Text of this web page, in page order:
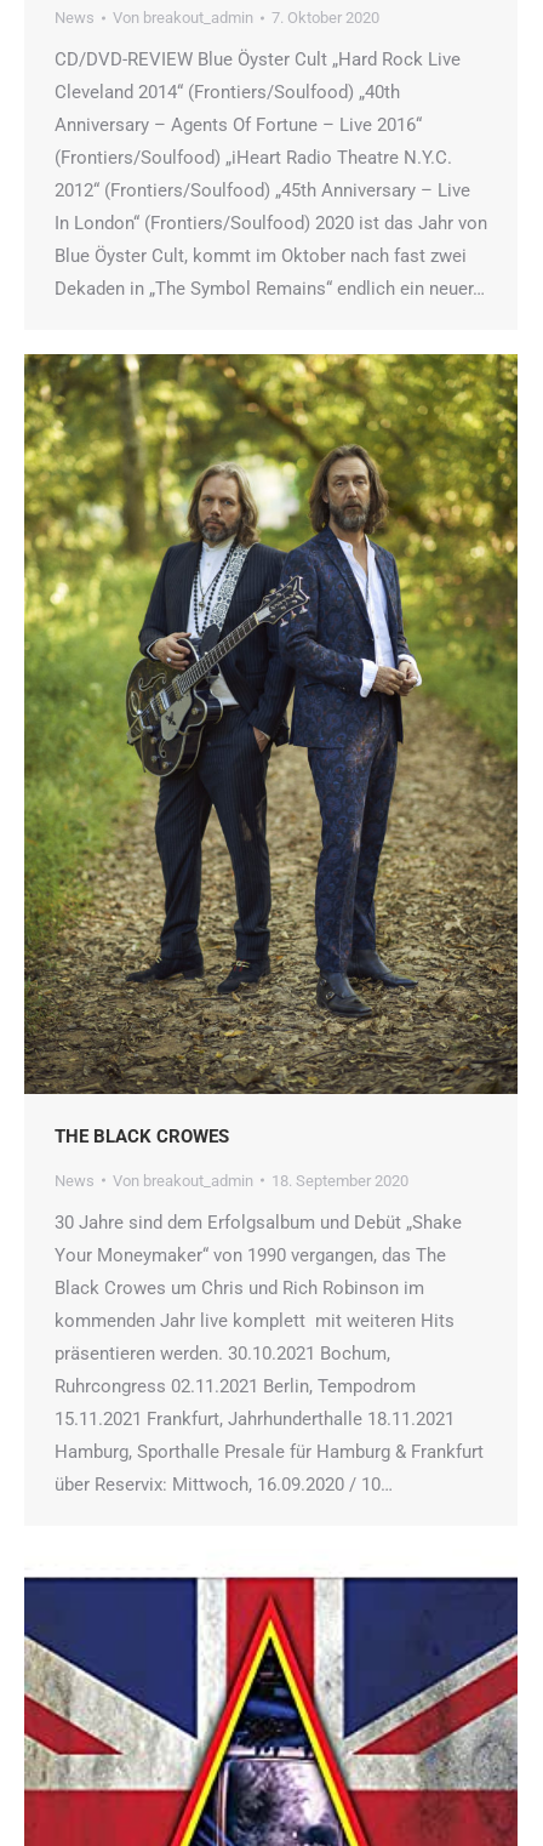
News Von breakout_admin 7. Oktober 2020
CD/DVD-REVIEW Blue Öyster Cult „Hard Rock Live
Cleveland 2014“ (Frontiers/Soulfood) „40th
Anniversary – Agents Of Fortune – Live 2016“
(Frontiers/Soulfood) „iHeart Radio Theatre N.Y.C.
2012“ (Frontiers/Soulfood) „45th Anniversary – Live
In London“ (Frontiers/Soulfood) 2020 ist das Jahr von
Blue Öyster Cult, kommt im Oktober nach fast zwei
Dekaden in „The Symbol Remains“ endlich ein neuer…
THE BLACK CROWES
News Von breakout_admin 18. September 2020
30 Jahre sind dem Erfolgsalbum und Debüt „Shake
Your Moneymaker“ von 1990 vergangen, das The
Black Crowes um Chris und Rich Robinson im
kommenden Jahr live komplett mit weiteren Hits
präsentieren werden. 30.10.2021 Bochum,
Ruhrcongress 02.11.2021 Berlin, Tempodrom
15.11.2021 Frankfurt, Jahrhunderthalle 18.11.2021
Hamburg, Sporthalle Presale für Hamburg & Frankfurt
über Reservix: Mittwoch, 16.09.2020 / 10…